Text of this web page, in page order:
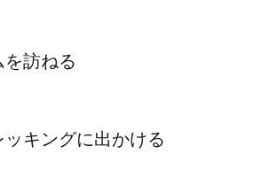
を訪ねる
キングに出かける